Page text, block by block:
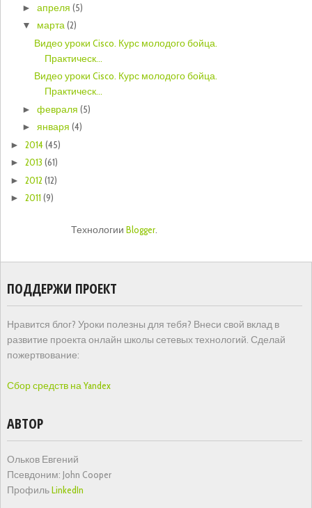
►апреля(5)
▼ марта(2)
Видео уроки Cisco. Курс молодого бойца.
Практическ...
Видео уроки Cisco. Курс молодого бойца.
Практическ...
►февраля(5)
►января(4)
►2014(45)
►2013(61)
►2012(12)
►2011(9)
ТехнологииBlogger.
ПОДДЕРЖИ ПРОЕКТ
Нравится блог? Уроки полезны для тебя? Внеси свой вклад в
развитие проекта онлайн школы сетевых технологий. Сделай
пожертвование:
Сбор средств на Yandex
АВТОР
Ольков Евгений
Псевдоним: John Cooper
ПрофильLinkedIn